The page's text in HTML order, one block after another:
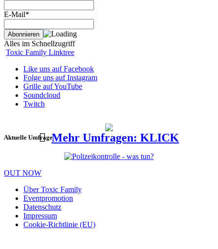
E-Mail*
Alles im Schnellzugriff
Toxic Family Linktree
Like uns auf Facebook
Folge uns auf Instagram
Grille auf YouTube
Soundcloud
Twitch
Aktuelle UmfrageMehr Umfragen: KLICK
OUT NOW
Über Toxic Family
Eventpromotion
Datenschutz
Impressum
Cookie-Richtlinie (EU)